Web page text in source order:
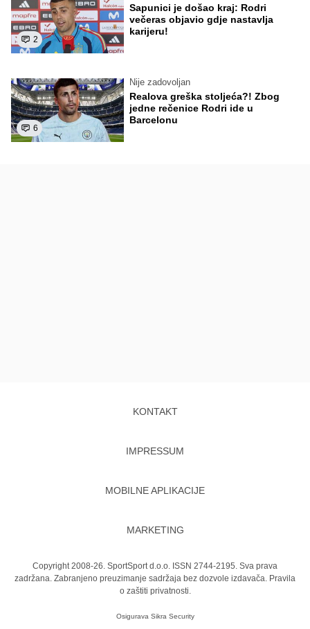
2
Sapunici je došao kraj: Rodri
večeras objavio gdje nastavlja
karijeru!
6
Nije zadovoljan
Realova greška stoljeća?! Zbog
jedne rečenice Rodri ide u
Barcelonu
KONTAKT
IMPRESSUM
MOBILNE APLIKACIJE
MARKETING
Copyright 2008-26. SportSport d.o.o. ISSN 2744-2195. Sva prava
zadržana. Zabranjeno preuzimanje sadržaja bez dozvole izdavača. Pravila
o zaštiti privatnosti.
Osigurava Sikra Security